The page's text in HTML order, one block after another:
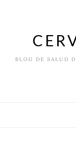
BLOG DE SALUD